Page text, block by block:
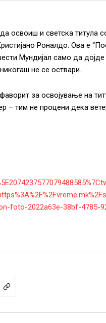
освоиш и светска титула
Роналдо. Ова е
Мундијал само да
не се оствари.
за освојување на
– тим не процени дека
foto-2022a63e-38bf-4785-